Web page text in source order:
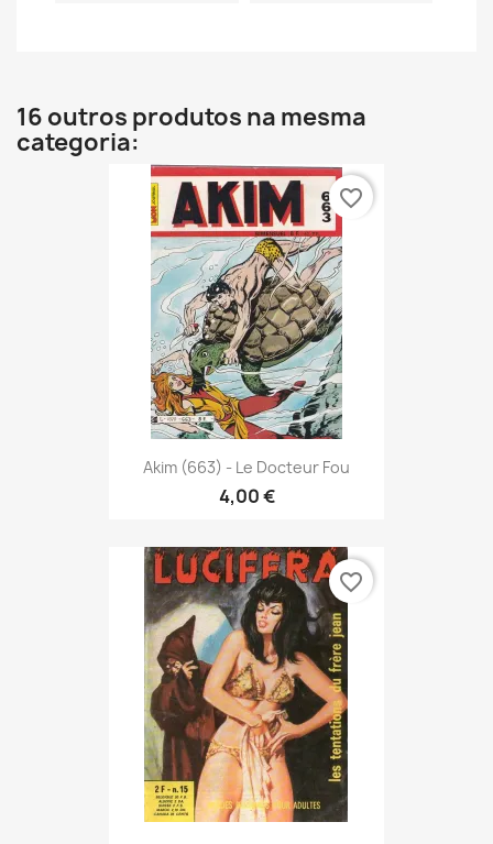
16 outros produtos na mesma
categoria:
Akim (663) - Le Docteur Fou
4,00 €
favorite_border
favorite_border